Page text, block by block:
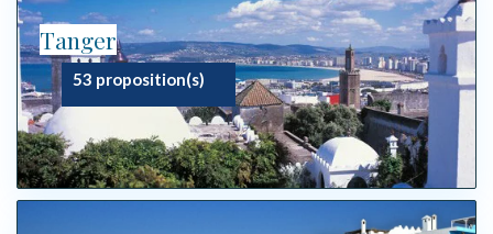
Tanger
53 proposition(s)